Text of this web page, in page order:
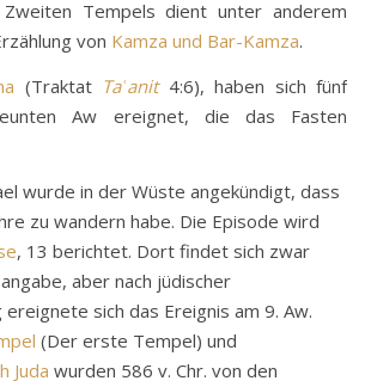
Tempels dient unter anderem
von Kamza und Bar-Kamza.
(Traktat Taʿanit4:6), haben sich fünf
Aw ereignet, die das Fasten
wurde in der Wüste angekündigt, dass
zu wandern habe. Die Episode wird
, 13 berichtet. Dort findet sich zwar
aber nach jüdischer
sich das Ereignis am 9. Aw.
(Der erste Tempel) und
Juda wurden 586 v. Chr. von den